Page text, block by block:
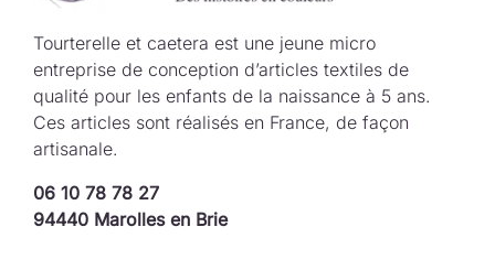
Tourterelle et caetera est une jeune micro
entreprise de conception d’articles textiles de
qualité pour les enfants de la naissance à 5 ans.
Ces articles sont réalisés en France, de façon
artisanale.
06 10 78 78 27
94440 Marolles en Brie